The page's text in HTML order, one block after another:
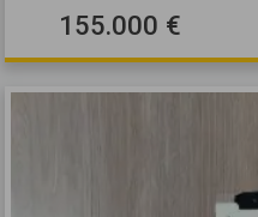
155.000 €